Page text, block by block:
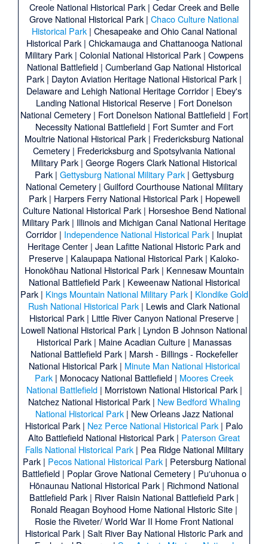
Creole National Historical Park| Cedar Creek and Belle
Grove National Historical Park | Chaco Culture National
Historical Park| Chesapeake and Ohio Canal National
Historical Park| Chickamauga and Chattanooga National
Military Park| Colonial National Historical Park| Cowpens
National Battlefield | Cumberland Gap National Historical
Park | Dayton Aviation Heritage National Historical Park |
Delaware and Lehigh National Heritage Corridor | Ebey's
Landing National Historical Reserve | Fort Donelson
National Cemetery| Fort Donelson National Battlefield| Fort
Necessity National Battlefield| Fort Sumter and Fort
Moultrie National Historical Park | Fredericksburg National
Cemetery | Fredericksburg and Spotsylvania National
Military Park | George Rogers Clark National Historical
Park| Gettysburg National Military Park| Gettysburg
National Cemetery| Guilford Courthouse National Military
Park| Harpers Ferry National Historical Park| Hopewell
Culture National Historical Park| Horseshoe Bend National
Military Park | Illinois and Michigan Canal National Heritage
Corridor | Independence National Historical Park | Inupiat
Heritage Center | Jean Lafitte National Historic Park and
Preserve | Kalaupapa National Historical Park | Kaloko-
Honokōhau National Historical Park| Kennesaw Mountain
National Battlefield Park| Keweenaw National Historical
Park| Kings Mountain National Military Park| Klondike Gold
Rush National Historical Park | Lewis and Clark National
Historical Park | Little River Canyon National Preserve |
Lowell National Historical Park | Lyndon B Johnson National
Historical Park | Maine Acadian Culture | Manassas
National Battlefield Park| Marsh - Billings - Rockefeller
National Historical Park| Minute Man National Historical
Park | Monocacy National Battlefield | Moores Creek
National Battlefield| Morristown National Historical Park|
Natchez National Historical Park| New Bedford Whaling
National Historical Park| New Orleans Jazz National
Historical Park | Nez Perce National Historical Park | Palo
Alto Battlefield National Historical Park | Paterson Great
Falls National Historical Park| Pea Ridge National Military
Park| Pecos National Historical Park| Petersburg National
Battlefield| Poplar Grove National Cemetery| Puʻuhonua o
Hōnaunau National Historical Park | Richmond National
Battlefield Park | River Raisin National Battlefield Park |
Ronald Reagan Boyhood Home National Historic Site |
Rosie the Riveter/ World War II Home Front National
Historical Park | Salt River Bay National Historic Park and